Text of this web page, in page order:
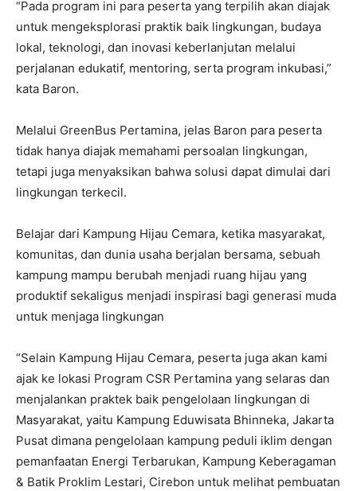
“Pada program ini para peserta yang terpilih akan diajak
untuk mengeksplorasi praktik baik lingkungan, budaya
lokal, teknologi, dan inovasi keberlanjutan melalui
perjalanan edukatif, mentoring, serta program inkubasi,”
kata Baron.
Melalui GreenBus Pertamina, jelas Baron para peserta
tidak hanya diajak memahami persoalan lingkungan,
tetapi juga menyaksikan bahwa solusi dapat dimulai dari
lingkungan terkecil.
Belajar dari Kampung Hijau Cemara, ketika masyarakat,
komunitas, dan dunia usaha berjalan bersama, sebuah
kampung mampu berubah menjadi ruang hijau yang
produktif sekaligus menjadi inspirasi bagi generasi muda
untuk menjaga lingkungan
“Selain Kampung Hijau Cemara, peserta juga akan kami
ajak ke lokasi Program CSR Pertamina yang selaras dan
menjalankan praktek baik pengelolaan lingkungan di
Masyarakat, yaitu Kampung Eduwisata Bhinneka, Jakarta
Pusat dimana pengelolaan kampung peduli iklim dengan
pemanfaatan Energi Terbarukan, Kampung Keberagaman
& Batik Proklim Lestari, Cirebon untuk melihat pembuatan